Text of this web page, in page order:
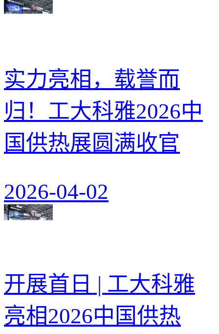
实力亮相，载誉而
归！工大科雅2026中
国供热展圆满收官
2026-04-02
开展首日 | 工大科雅
亮相2026中国供热